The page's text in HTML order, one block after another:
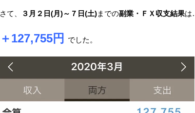
さて、 ３月２日(月)～７日(土)までの副業・ＦＸ収支結果は
＋127,755円 でした。